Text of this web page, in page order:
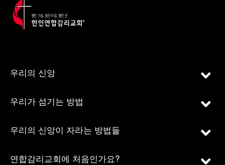
우리의 신앙
우리가 섬기는 방법
우리의 신앙이 자라는 방법들
연합감리교회에 처음인가요?